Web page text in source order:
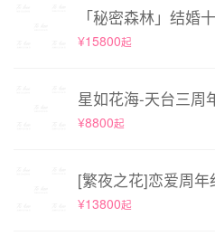
「秘密森林」结婚
¥15800起
星如花海-天台三周
¥8800起
[繁夜之花]恋爱周年
¥13800起